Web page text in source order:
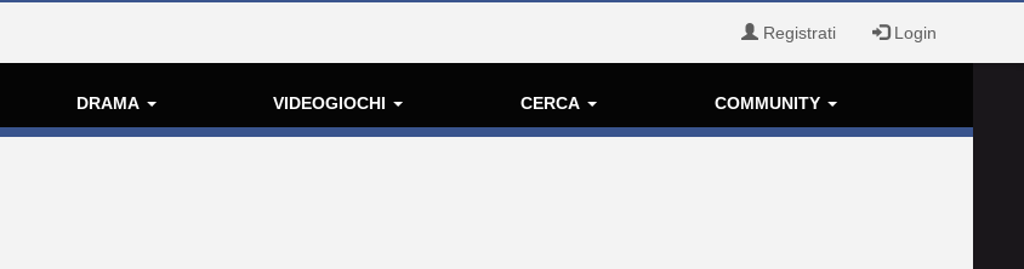
Registrati Login
DRAMA VIDEOGIOCHI CERCA COMMUNITY